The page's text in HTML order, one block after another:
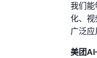
我们
化、
广泛
美团